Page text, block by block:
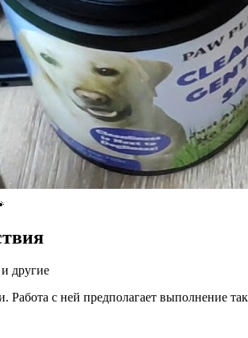
другие
Работа с ней предполагает выполнение